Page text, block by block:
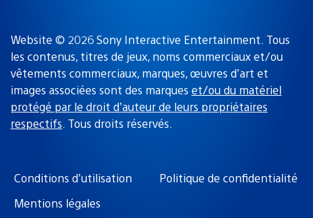
Website © 2026 Sony Interactive Entertainment. Tous
les contenus, titres de jeux, noms commerciaux et/ou
vêtements commerciaux, marques, œuvres d’art et
images associées sont des marques et/ou du matériel
protégé par le droit d’auteur de leurs propriétaires
respectifs. Tous droits réservés.
Conditions d’utilisation
Politique de confidentialité
Mentions légales